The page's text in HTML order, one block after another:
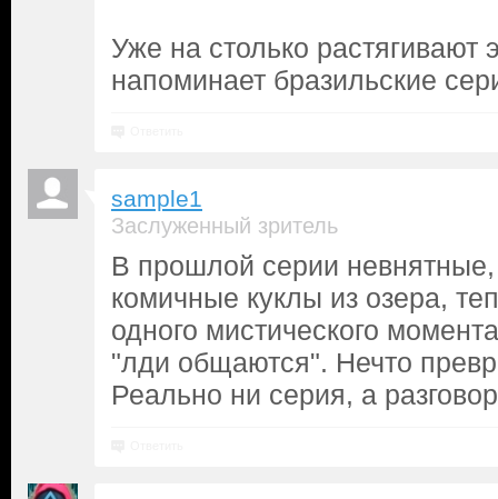
Уже на столько растягивают
напоминает бразильские
sample1
Заслуженный зритель
В прошлой серии
комичные куклы из озера,
одного мистического
"лди общаются". Нечто
Реально ни серия, а